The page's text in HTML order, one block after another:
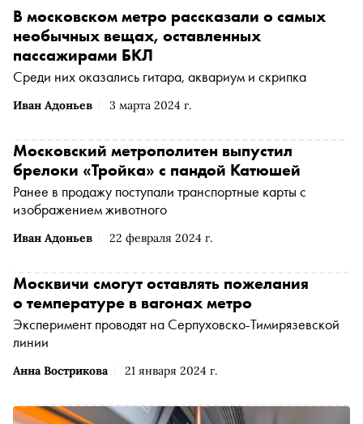
Иван Адоньев 3 марта 2024 г.
В московском метро рассказали о самых
необычных вещах, оставленных
пассажирами БКЛ
Среди них оказались гитара, аквариум и скрипка
Иван Адоньев 22 февраля 2024 г.
Московский метрополитен выпустил
брелоки «Тройка» с пандой Катюшей
Ранее в продажу поступали транспортные карты с
изображением животного
Анна Вострикова 21 января 2024 г.
Москвичи смогут оставлять пожелания
о температуре в вагонах метро
Эксперимент проводят на Серпуховско-Тимирязевской
линии